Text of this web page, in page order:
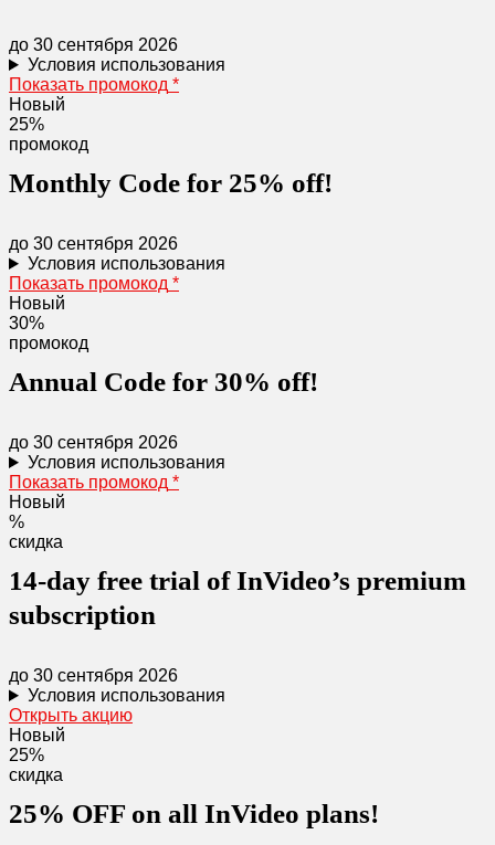
до 30 сентября 2026
Условия использования
Показать промокод *
Новый
25%
промокод
Monthly Code for 25% off!
до 30 сентября 2026
Условия использования
Показать промокод *
Новый
30%
промокод
Annual Code for 30% off!
до 30 сентября 2026
Условия использования
Показать промокод *
Новый
%
скидка
14-day free trial of InVideo’s premium
subscription
до 30 сентября 2026
Условия использования
Открыть акцию
Новый
25%
скидка
25% OFF on all InVideo plans!